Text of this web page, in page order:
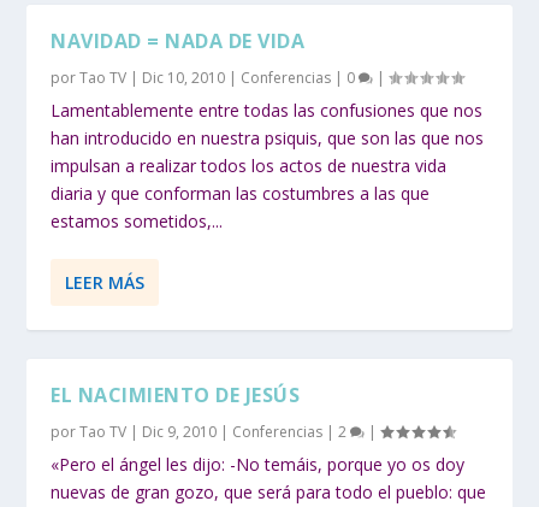
NAVIDAD = NADA DE VIDA
porTao TV | Dic 10, 2010 | Conferencias | 0 |
Lamentablemente entre todas las confusiones que nos
han introducido en nuestra psiquis, que son las que nos
impulsan a realizar todos los actos de nuestra vida
diaria y que conforman las costumbres a las que
estamos sometidos,...
LEER MÁS
EL NACIMIENTO DE JESÚS
porTao TV | Dic 9, 2010 | Conferencias |2 |
«Pero el ángel les dijo: -No temáis, porque yo os doy
nuevas de gran gozo, que será para todo el pueblo: que